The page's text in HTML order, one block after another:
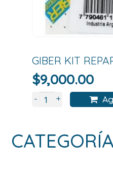
GIBER KIT
$9,000.00
- +